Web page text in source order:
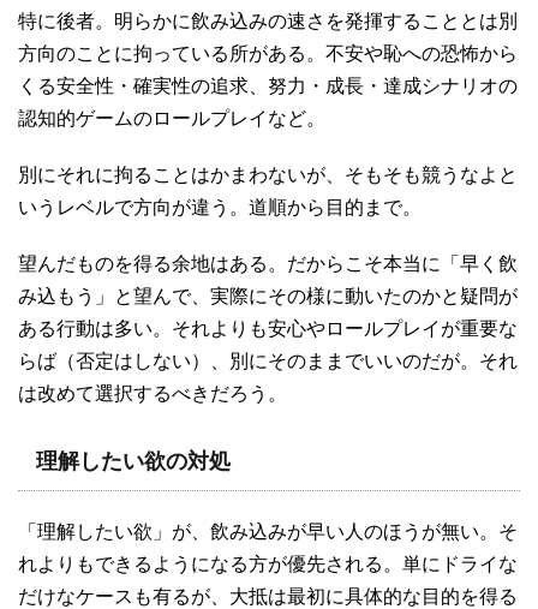
特に後者。明らかに飲み込みの速さを発揮することとは別
方向のことに拘っている所がある。不安や恥への恐怖から
くる安全性・確実性の追求、努力・成長・達成シナリオの
認知的ゲームのロールプレイなど。
別にそれに拘ることはかまわないが、そもそも競うなよと
いうレベルで方向が違う。道順から目的まで。
望んだものを得る余地はある。だからこそ本当に「早く飲
み込もう」と望んで、実際にその様に動いたのかと疑問が
ある行動は多い。それよりも安心やロールプレイが重要な
らば（否定はしない）、別にそのままでいいのだが。それ
は改めて選択するべきだろう。
理解したい欲の対処
「理解したい欲」が、飲み込みが早い人のほうが無い。そ
れよりもできるようになる方が優先される。単にドライな
だけなケースも有るが、大抵は最初に具体的な目的を得る